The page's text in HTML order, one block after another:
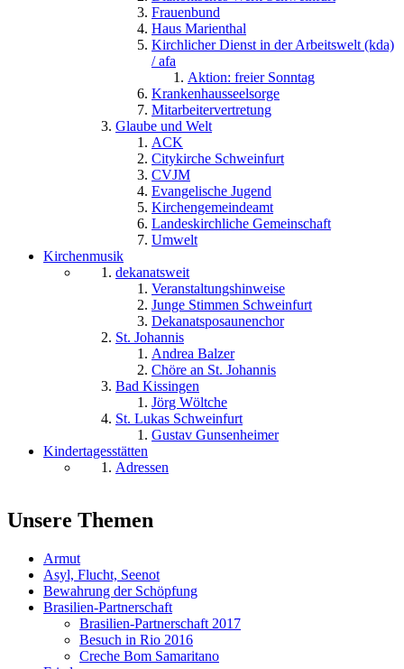
Frauenbund
Haus Marienthal
Kirchlicher Dienst in der Arbeitswelt (kda)
/ afa
Aktion: freier Sonntag
Krankenhausseelsorge
Mitarbeitervertretung
Glaube und Welt
ACK
Citykirche Schweinfurt
CVJM
Evangelische Jugend
Kirchengemeindeamt
Landeskirchliche Gemeinschaft
Umwelt
Kirchenmusik
dekanatsweit
Veranstaltungshinweise
Junge Stimmen Schweinfurt
Dekanatsposaunenchor
St. Johannis
Andrea Balzer
Chöre an St. Johannis
Bad Kissingen
Jörg Wöltche
St. Lukas Schweinfurt
Gustav Gunsenheimer
Kindertagesstätten
Adressen
Unsere Themen
Armut
Asyl, Flucht, Seenot
Bewahrung der Schöpfung
Brasilien-Partnerschaft
Brasilien-Partnerschaft 2017
Besuch in Rio 2016
Creche Bom Samaritano